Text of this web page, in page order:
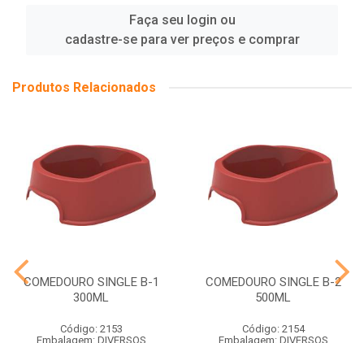
Faça seu login ou
cadastre-se para ver preços e comprar
Produtos Relacionados
COMEDOURO SINGLE B-1
300ML
Código: 2153
Embalagem: DIVERSOS
COMEDOURO SINGLE B-2
500ML
Código: 2154
Embalagem: DIVERSOS